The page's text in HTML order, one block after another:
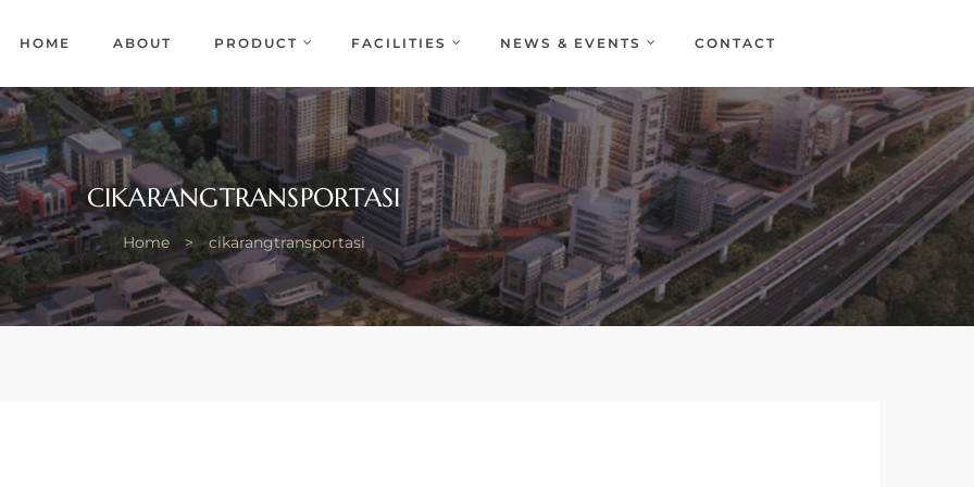
HOME ABOUT PRODUCT FACILITIES NEWS & EVENTS CONTACT
CIKARANGTRANSPORTASI
Home > cikarangtransportasi